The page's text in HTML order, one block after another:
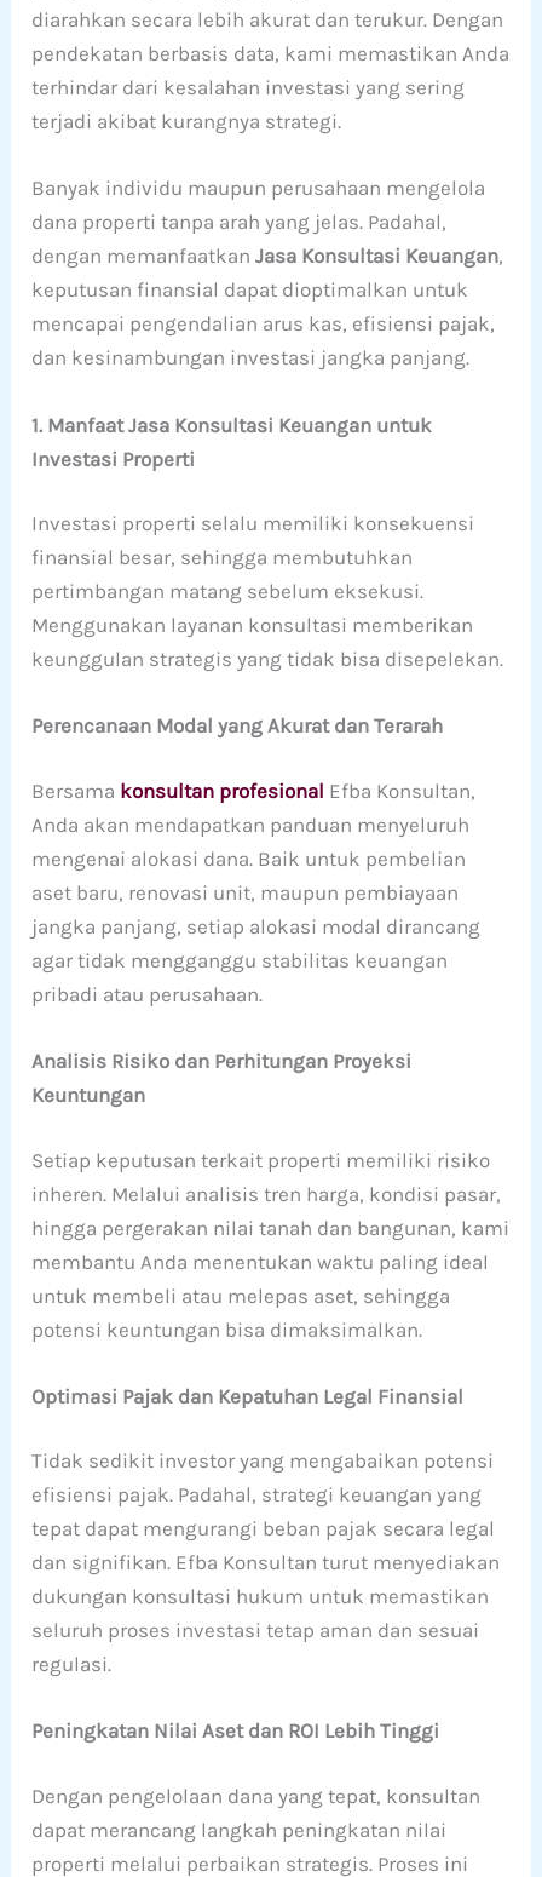
diarahkan secara lebih akurat dan terukur. Dengan
pendekatan berbasis data, kami memastikan Anda
terhindar dari kesalahan investasi yang sering
terjadi akibat kurangnya strategi.
Banyak individu maupun perusahaan mengelola
dana properti tanpa arah yang jelas. Padahal,
dengan memanfaatkanJasa Konsultasi Keuangan,
keputusan finansial dapat dioptimalkan untuk
mencapai pengendalian arus kas, efisiensi pajak,
dan kesinambungan investasi jangka panjang.
1. Manfaat Jasa Konsultasi Keuangan untuk
Investasi Properti
Investasi properti selalu memiliki konsekuensi
finansial besar, sehingga membutuhkan
pertimbangan matang sebelum eksekusi.
Menggunakan layanan konsultasi memberikan
keunggulan strategis yang tidak bisa disepelekan.
Perencanaan Modal yang Akurat dan Terarah
Bersama konsultan profesional Efba Konsultan,
Anda akan mendapatkan panduan menyeluruh
mengenai alokasi dana. Baik untuk pembelian
aset baru, renovasi unit, maupun pembiayaan
jangka panjang, setiap alokasi modal dirancang
agar tidak mengganggu stabilitas keuangan
pribadi atau perusahaan.
Analisis Risiko dan Perhitungan Proyeksi
Keuntungan
Setiap keputusan terkait properti memiliki risiko
inheren. Melalui analisis tren harga, kondisi pasar,
hingga pergerakan nilai tanah dan bangunan, kami
membantu Anda menentukan waktu paling ideal
untuk membeli atau melepas aset, sehingga
potensi keuntungan bisa dimaksimalkan.
Optimasi Pajak dan Kepatuhan Legal Finansial
Tidak sedikit investor yang mengabaikan potensi
efisiensi pajak. Padahal, strategi keuangan yang
tepat dapat mengurangi beban pajak secara legal
dan signifikan. Efba Konsultan turut menyediakan
dukungan konsultasi hukum untuk memastikan
seluruh proses investasi tetap aman dan sesuai
regulasi.
Peningkatan Nilai Aset dan ROI Lebih Tinggi
Dengan pengelolaan dana yang tepat, konsultan
dapat merancang langkah peningkatan nilai
properti melalui perbaikan strategis. Proses ini